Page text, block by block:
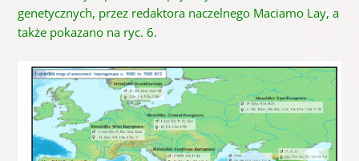
genetycznych, przez redaktora naczelnego Maciamo Lay, a
także pokazano na ryc. 6.